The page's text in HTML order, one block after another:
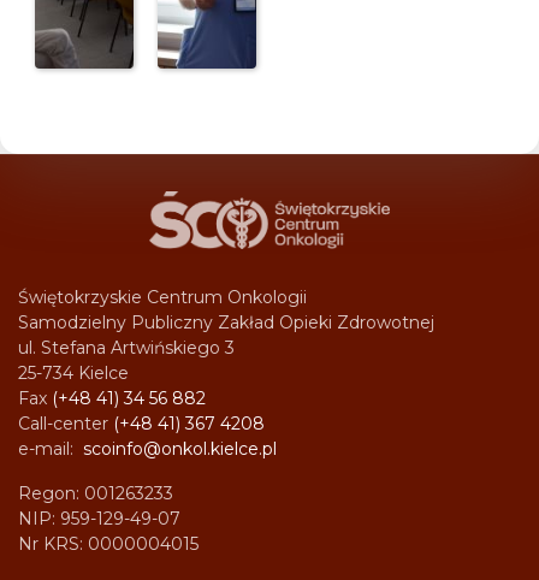
Świętokrzyskie Centrum Onkologii
Samodzielny Publiczny Zakład Opieki Zdrowotnej
ul. Stefana Artwińskiego 3
25-734 Kielce
Fax (+48 41) 34 56 882
Call-center (+48 41) 367 4208
e-mail: scoinfo@onkol.kielce.pl
Regon: 001263233
NIP: 959-129-49-07
Nr KRS: 0000004015